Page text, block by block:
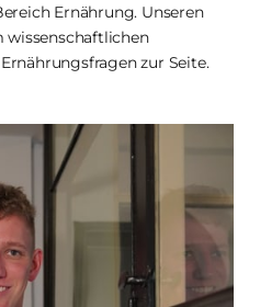
Ernährung. Unseren
zur Seite.